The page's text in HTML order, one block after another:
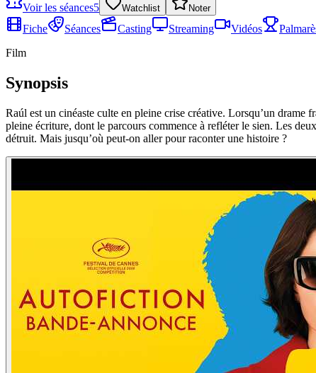
Voir les séances5 Watchlist Noter
Fiche Séances Casting Streaming Vidéos
Film
Synopsis
Raúl est un cinéaste culte en pleine crise créative. Lorsqu’un drame
pleine écriture, dont le parcours commence à refléter le sien. Les
détruit. Mais jusqu’où peut-on aller pour raconter une histoire ?